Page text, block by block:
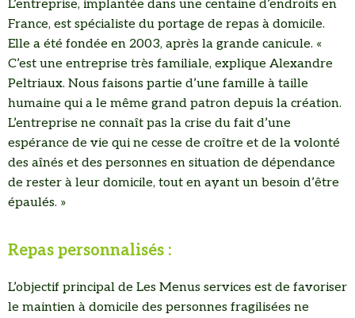
L’entreprise, implantée dans une centaine d’endroits en
France, est spécialiste du portage de repas à domicile.
Elle a été fondée en 2003, après la grande canicule. «
C’est une entreprise très familiale, explique Alexandre
Peltriaux. Nous faisons partie d’une famille à taille
humaine qui a le même grand patron depuis la création.
L’entreprise ne connaît pas la crise du fait d’une
espérance de vie qui ne cesse de croître et de la volonté
des aînés et des personnes en situation de dépendance
de rester à leur domicile, tout en ayant un besoin d’être
épaulés. »
Repas personnalisés :
L’objectif principal de Les Menus services est de favoriser
le maintien à domicile des personnes fragilisées ne